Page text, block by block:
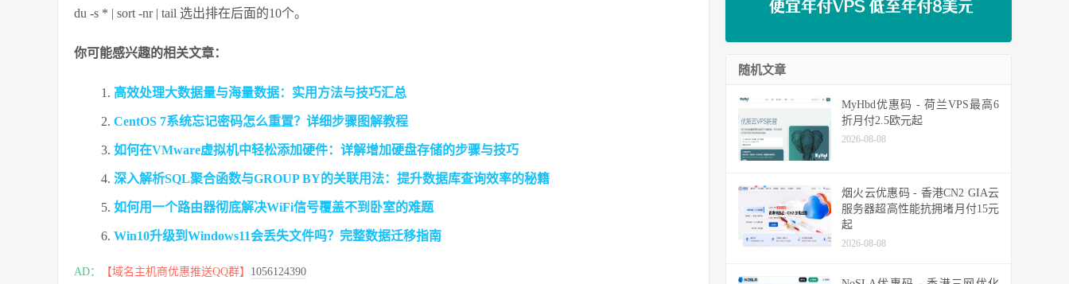
du -s * | sort -nr | tail 选出排在后面的10个。
你可能感兴趣的相关文章：
高效处理大数据量与海量数据：实用方法与技巧汇总
CentOS 7系统忘记密码怎么重置？详细步骤图解教程
如何在VMware虚拟机中轻松添加硬件：详解增加硬盘存储的步骤与技巧
深入解析SQL聚合函数与GROUP BY的关联用法：提升数据库查询效率的秘籍
如何用一个路由器彻底解决WiFi信号覆盖不到卧室的难题
Win10升级到Windows11会丢失文件吗？完整数据迁移指南
AD： 【域名主机商优惠推送QQ群】 1056124390
随机文章
MyHbd优惠码 - 荷兰VPS最高6
折月付2.5欧元起
2026-08-08
烟火云优惠码 - 香港CN2 GIA云
服务器超高性能抗拥堵月付15元
起
2026-08-08